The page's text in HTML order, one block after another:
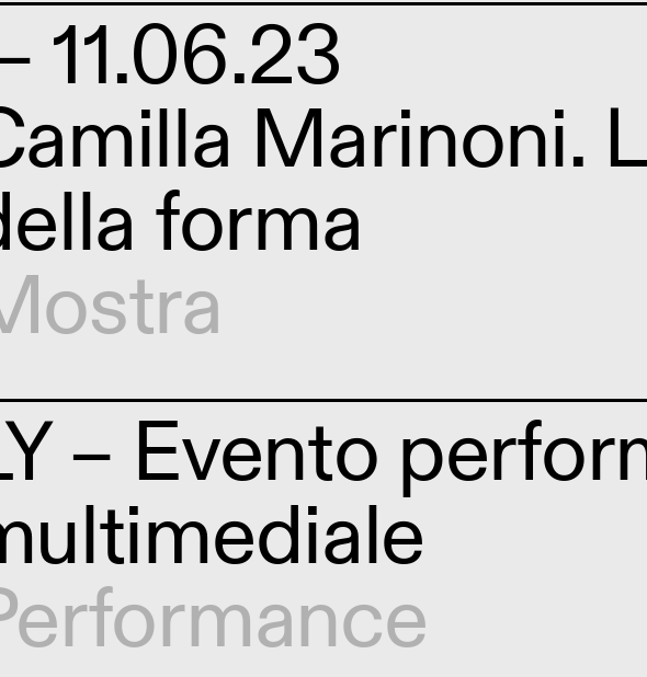
11.06.23
Marinoni.
forma
– Evento